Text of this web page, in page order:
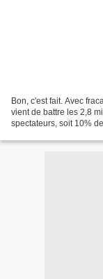
Bon, c'est fait. Avec
vient de battre les 2,8
spectateurs, soit 10%